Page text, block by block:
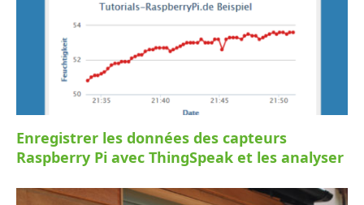
Enregistrer les données des capteurs
Raspberry Pi avec ThingSpeak et les analyser